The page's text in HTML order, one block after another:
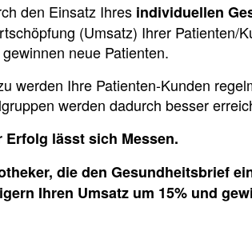
den Einsatz Ihres individuellen
(Umsatz) Ihrer Patienten/
neue Patienten.
werden Ihre Patienten-Kunden
werden dadurch besser
Erfolg lässt sich Messen.
die den Gesundheitsbrief
Ihren Umsatz um 15% und